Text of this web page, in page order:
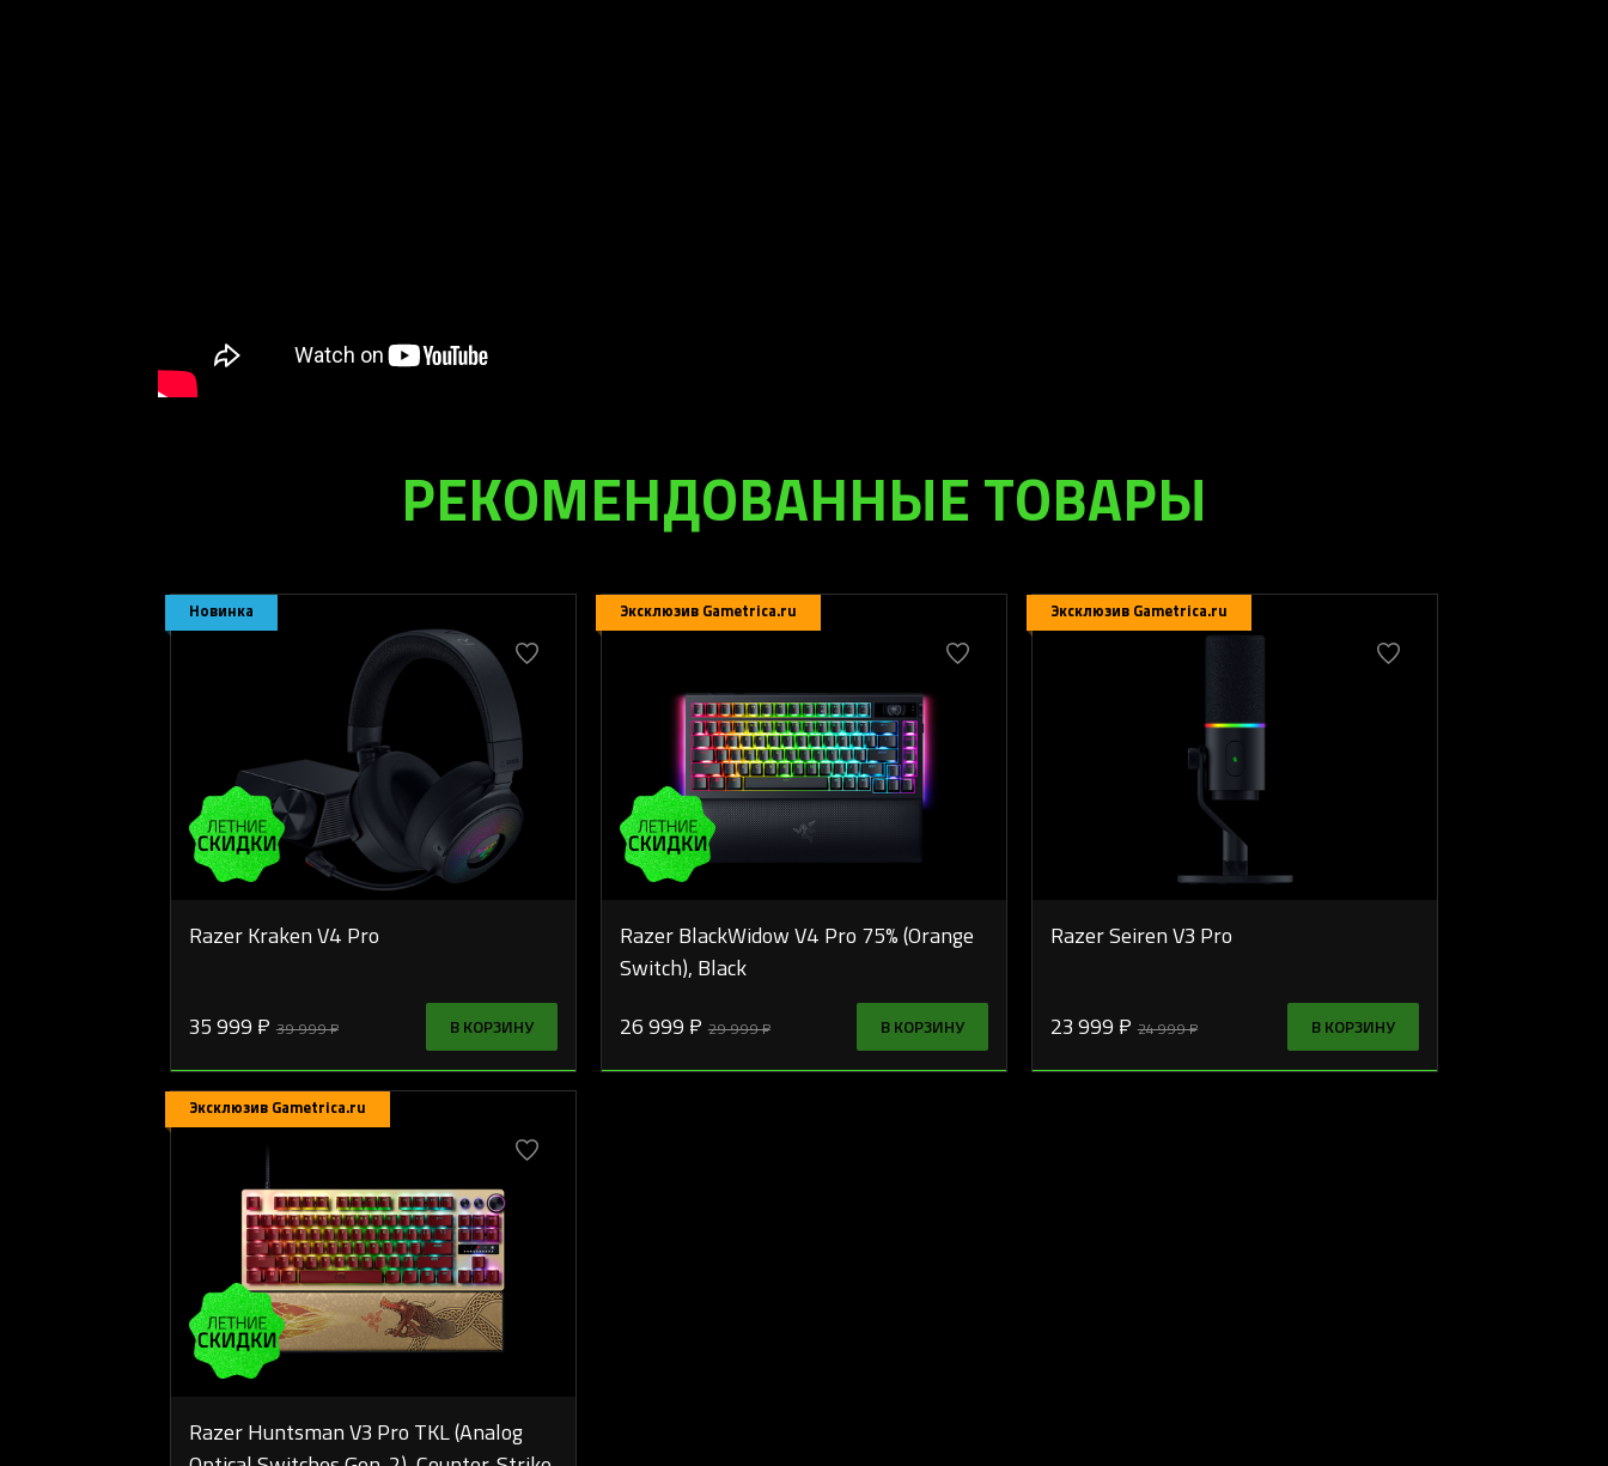
РЕКОМЕНДОВАННЫЕ ТОВАРЫ
Новинка
Razer Kraken V4 Pro
35 999 ₽ 39 999 ₽ В КОРЗИНУ
Эксклюзив Gametrica.ru
Razer BlackWidow V4 Pro 75% (Orange
Switch), Black
26 999 ₽ 29 999 ₽ В КОРЗИНУ
Эксклюзив Gametrica.ru
Razer Seiren V3 Pro
23 999 ₽ 24 999 ₽ В КОРЗИНУ
Эксклюзив Gametrica.ru
Razer Huntsman V3 Pro TKL (Analog